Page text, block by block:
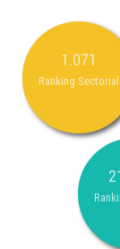
1.071
Ranking Sectorial